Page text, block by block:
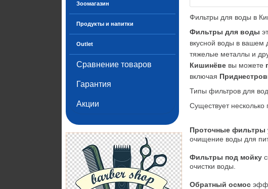
Зоомагазин
Продукты и напитки
Outlet
Сравнение товаров
Гарантия
Акции
Фильтры для воды в
Фильтры для воды
вкусной воды в
тяжелые металлы и
Кишинёве вы можете
включая
Типы фильтров для
Существует
Проточные фильтры
очищение воды для
Фильтры под мойку
очистки воды.
Обратный осмос